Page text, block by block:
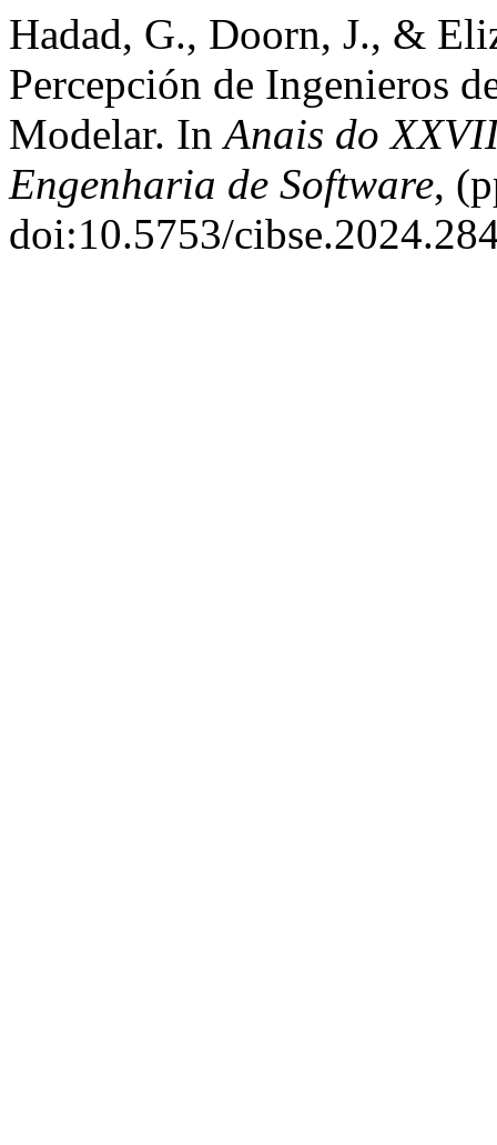
Hadad, G., Doorn, J., &
Percepción de Ingenieros
Modelar. InAnais do
Engenharia de Software,
doi:10.5753/